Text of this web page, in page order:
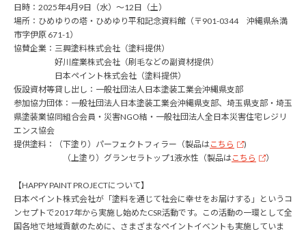
日時：2025年4月9日（水）～12日（土）
場所：ひめゆりの塔・ひめゆり平和記念資料館（〒901-0344 沖縄県糸満
市字伊原 671-1）
協賛企業：三興塗料株式会社（塗料提供）
好川産業株式会社（刷毛などの副資材提供）
日本ペイント株式会社（塗料提供）
仮設資材等貸し出し：一般社団法人日本塗装工業会沖縄県支部
参加協力団体：一般社団法人日本塗装工業会沖縄県支部、埼玉県支部・埼玉
県塗装業協同組合会員・災害NGO結・一般社団法人全日本災害住宅レジリ
エンス協会
提供塗料：（下塗り）パーフェクトフィラー（製品は こちら
)
（上塗り）グランセラトップ1液水性（製品は こちら ）
【HAPPY PAINT PROJECTについて】
日本ペイント株式会社が「塗料を通じて社会に幸せをお届けする」というコ
ンセプトで2017年から実施し始めたCSR活動です。この活動の一環として全
国各地で地域貢献のために、さまざまなペイントイベントも実施していま